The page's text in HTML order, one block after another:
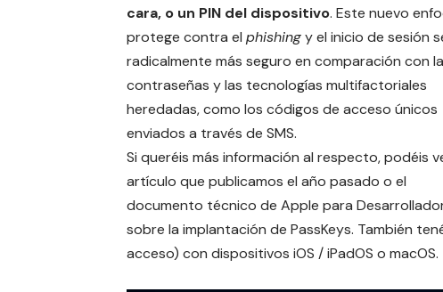
cara, o un PIN del dispositivo. Este nuevo
protege contra el phishingy el inicio de sesión
radicalmente más seguro en comparación con
contraseñas y las tecnologías multifactoriales
heredadas, como los códigos de acceso únicos
enviados a través de SMS.
Si queréis más información al respecto, podéis
artículo que publicamos el año pasado o el
documento técnico de Apple para
sobre la implantación de PassKeys. También
acceso) con dispositivos iOS / iPadOS o macOS.